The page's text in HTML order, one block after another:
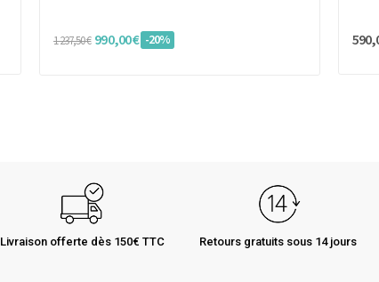
1 237,50 € 990,00 € -20%
Livraison offerte dès 150€ TTC Retours gratuits sous 14 jours